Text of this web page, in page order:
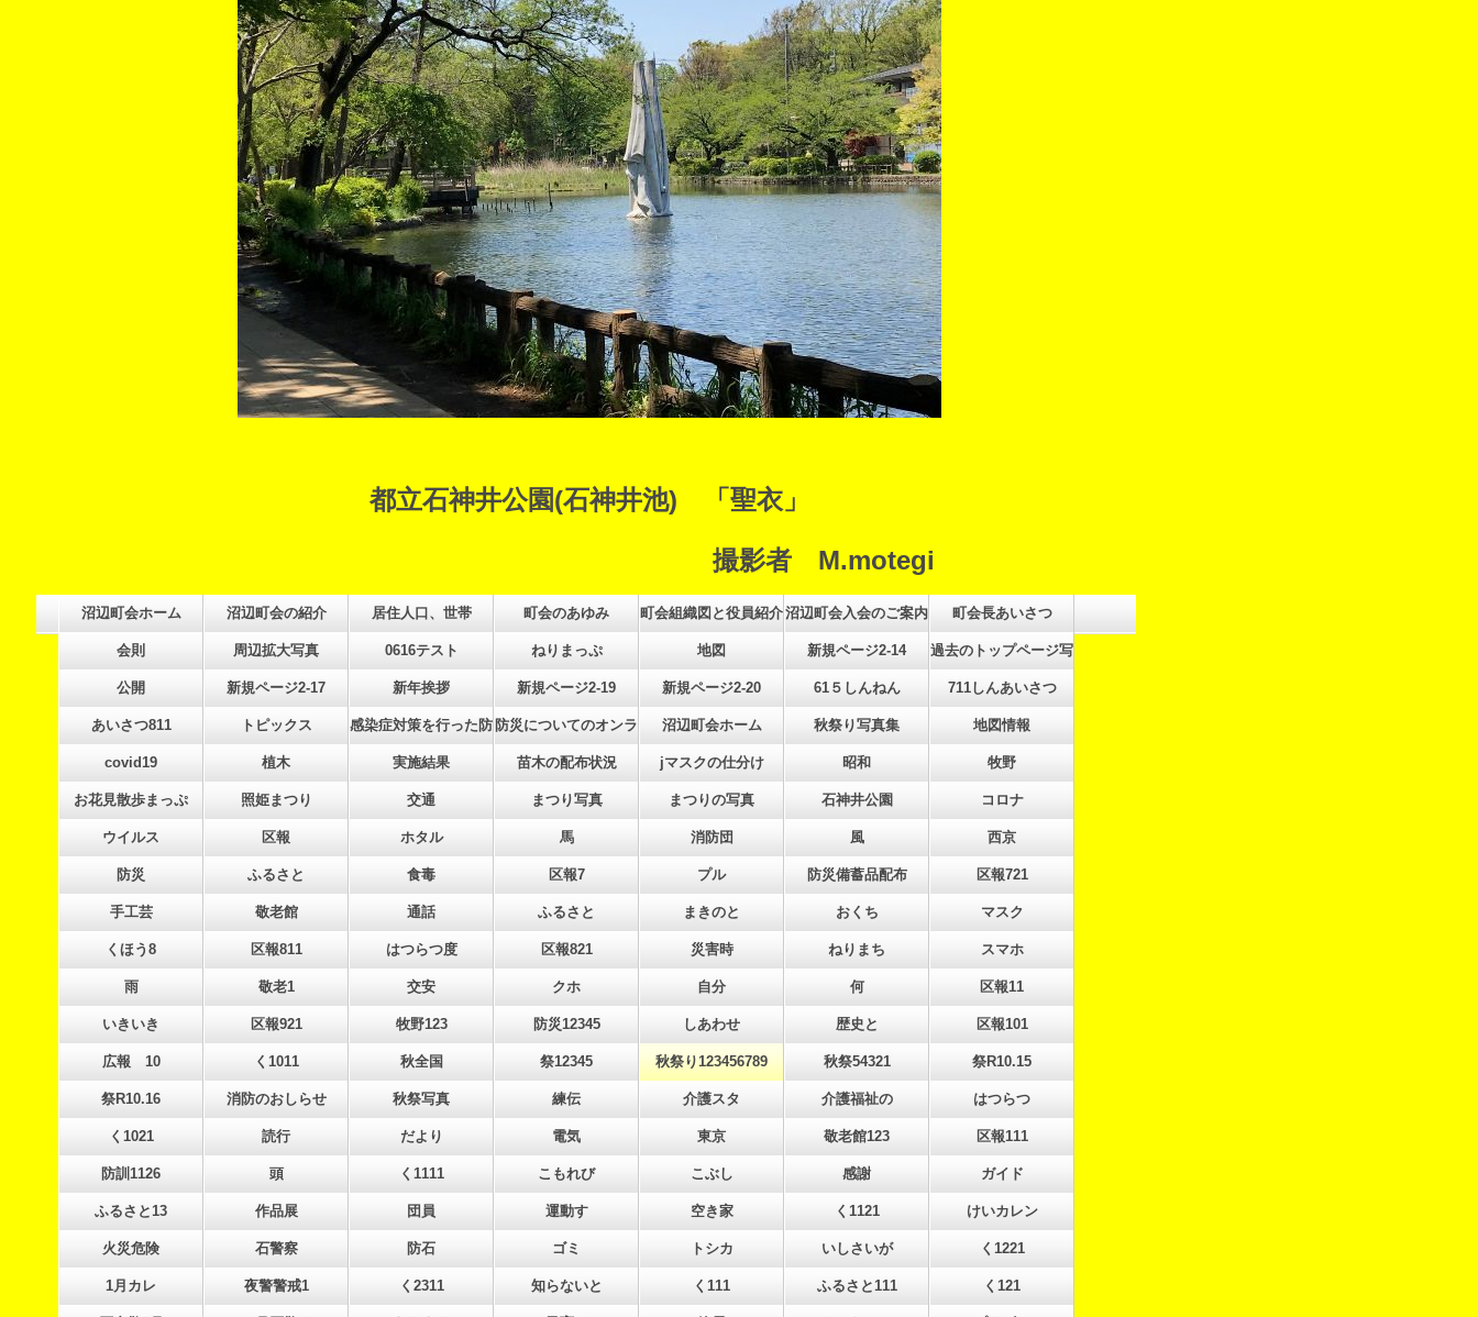
都立石神井公園(石神井池) 「聖衣」
撮影者 M.motegi
沼辺町会ホーム 沼辺町会の紹介 居住人口、世帯 町会のあゆみ 町会組織図と役員紹介沼辺町会入会のご案内 町会長あいさつ
会則 周辺拡大写真 0616テスト ねりまっぷ 地図 新規ページ2-14 過去のトップページ写真集
公開 新規ページ2-17 新年挨拶 新規ページ2-19 新規ページ2-20 61５しんねん 711しんあいさつ
あいさつ811 トピックス 感染症対策を行った防災訓練例防災についてのオンライン講座のご案内
沼辺町会ホーム 秋祭り写真集 地図情報
covid19 植木 実施結果 苗木の配布状況 jマスクの仕分け 昭和 牧野
お花見散歩まっぷ 照姫まつり 交通 まつり写真 まつりの写真 石神井公園 コロナ
ウイルス 区報 ホタル 馬 消防団 風 西京
防災 ふるさと 食毒 区報7 プル 防災備蓄品配布 区報721
手工芸 敬老館 通話 ふるさと まきのと おくち マスク
くほう8 区報811 はつらつ度 区報821 災害時 ねりまち スマホ
雨 敬老1 交安 クホ 自分 何 区報11
いきいき 区報921 牧野123 防災12345 しあわせ 歴史と 区報101
広報 10 く1011 秋全国 祭12345 秋祭り123456789 秋祭54321 祭R10.15
祭R10.16 消防のおしらせ 秋祭写真 練伝 介護スタ 介護福祉の はつらつ
く1021 読行 だより 電気 東京 敬老館123 区報111
防訓1126 頭 く1111 こもれび こぶし 感謝 ガイド
ふるさと13 作品展 団員 運動す 空き家 く1121 けいカレン
火災危険 石警察 防石 ゴミ トシカ いしさいが く1221
1月カレ 夜警警戒1 く2311 知らないと く111 ふるさと111 く121